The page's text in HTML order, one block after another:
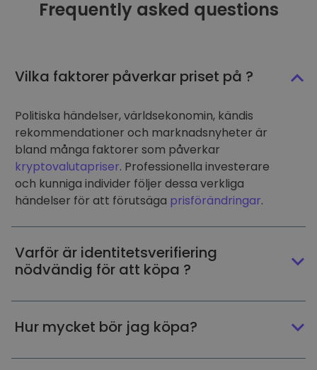
Frequently asked questions
Vilka faktorer påverkar priset på ?
Politiska händelser, världsekonomin, kändis
rekommendationer och marknadsnyheter är
bland många faktorer som påverkar
kryptovalutapriser. Professionella investerare
och kunniga individer följer dessa verkliga
händelser för att förutsäga prisförändringar.
Varför är identitetsverifiering
nödvändig för att köpa ?
Hur mycket bör jag köpa?